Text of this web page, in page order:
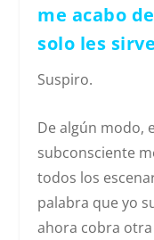
me acabo
solo les
Suspiro.
De algún modo,
subconsciente
todos los
palabra que yo
ahora cobra